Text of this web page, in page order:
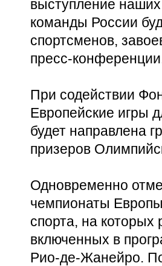
выступление
команды России
спортсменов,
пресс-
При содействии
Европейские игры
будет направлена
призеров
Одновременно
чемпионаты
спорта, на которых
включенных в
Рио-де-Жанейро.